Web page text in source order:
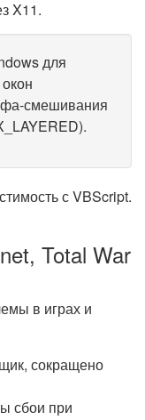
X11.
для
смешивания
с VBScript.
Total War
в играх и
сокращено
сбои при